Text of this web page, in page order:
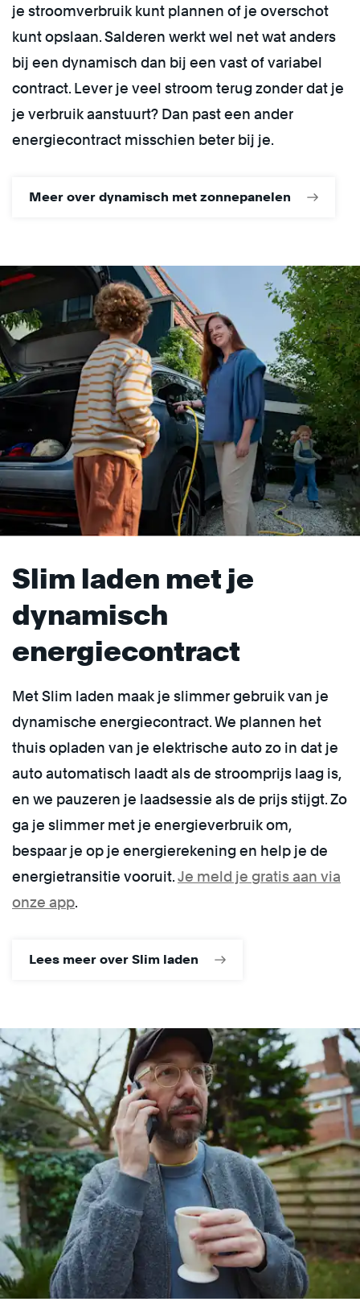
je stroomverbruik kunt plannen of je overschot
kunt opslaan. Salderen werkt wel net wat anders
bij een dynamisch dan bij een vast of variabel
contract. Lever je veel stroom terug zonder dat je
je verbruik aanstuurt? Dan past een ander
energiecontract misschien beter bij je.
Meer over dynamisch met zonnepanelen
Slim laden met je
dynamisch
energiecontract
Met Slim laden maak je slimmer gebruik van je
dynamische energiecontract. We plannen het
thuis opladen van je elektrische auto zo in dat je
auto automatisch laadt als de stroomprijs laag is,
en we pauzeren je laadsessie als de prijs stijgt. Zo
ga je slimmer met je energieverbruik om,
bespaar je op je energierekening en help je de
energietransitie vooruit.Je meld je gratis aan via
onze app.
Lees meer over Slim laden